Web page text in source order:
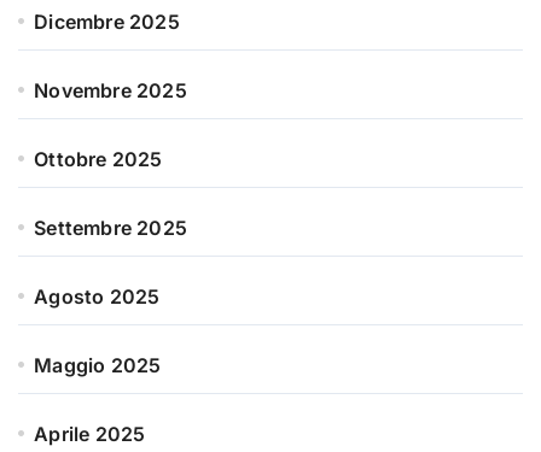
Dicembre 2025
Novembre 2025
Ottobre 2025
Settembre 2025
Agosto 2025
Maggio 2025
Aprile 2025